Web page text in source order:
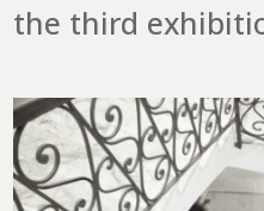
the third